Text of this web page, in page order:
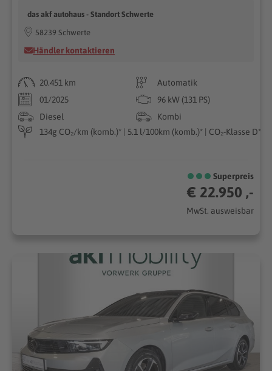
das akf autohaus - Standort Schwerte
58239 Schwerte
Händler kontaktieren
20.451 km
Automatik
01/2025
96 kW (131 PS)
Diesel
Kombi
134g CO₂/km (komb.)* | 5.1 l/100km (komb.)* | CO₂-Klasse D*
Superpreis
€ 22.950 ,-
MwSt. ausweisbar